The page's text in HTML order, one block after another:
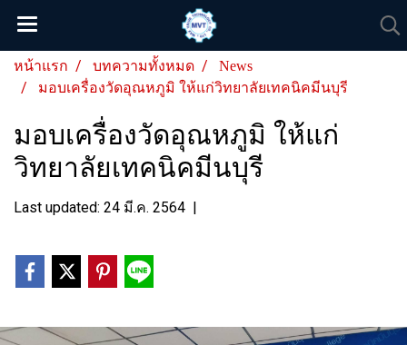
หน้าแรก บทความทั้งหมด
News
มอบเครื่องวัดอุณหภูมิ ให้แก่วิทยาลัยเทคนิคมีนบุรี
มอบเครื่องวัดอุณหภูมิ ให้แก่
วิทยาลัยเทคนิคมีนบุรี
Last updated: 24 มี.ค. 2564 |